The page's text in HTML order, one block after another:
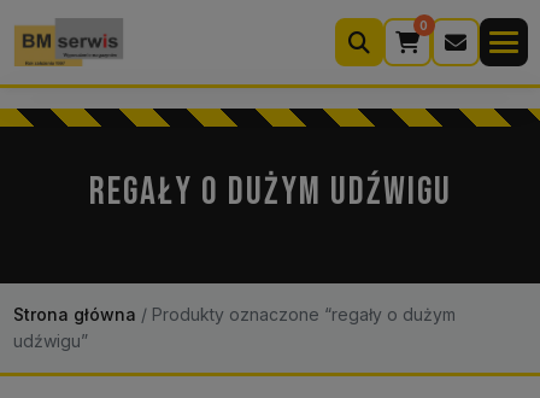
0
Wyszukiwarka
produktów
Kontakt 22 633 33 11
REGAŁY O DUŻYM UDŹWIGU
Strona główna /Produkty oznaczone “regały o dużym
udźwigu”